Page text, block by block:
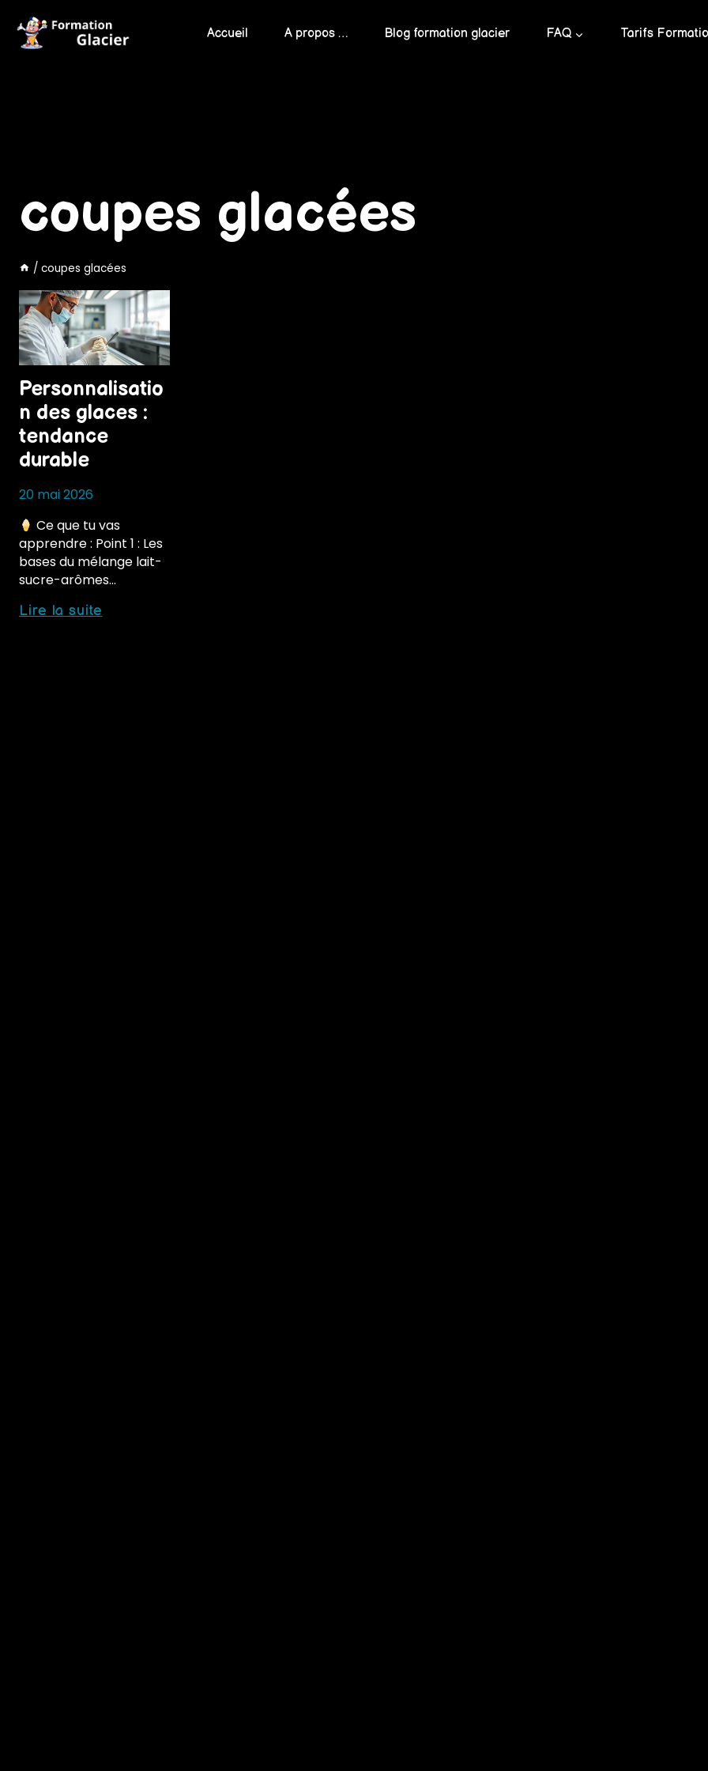
content
Accueil A propos … Blog formation glacier FAQ Tarifs
coupes glacées
/ coupes glacées
Personnalisatio
n des glaces :
tendance
durable
20 mai 2026
Ce que tu vas
apprendre : Point 1 : Les
bases du mélange lait-
sucre-arômes…
Lire la suite